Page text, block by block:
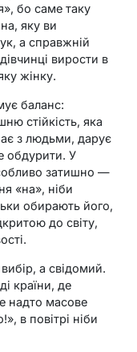
бо саме таку
яку ви
а справжній
вирости в
жінку.
баланс:
стійкість, яка
з людьми, дарує
обдурити. У
затишно —
«на», ніби
обирають його,
до світу,
а свідомий.
країни, де
надто масове
в повітрі ніби